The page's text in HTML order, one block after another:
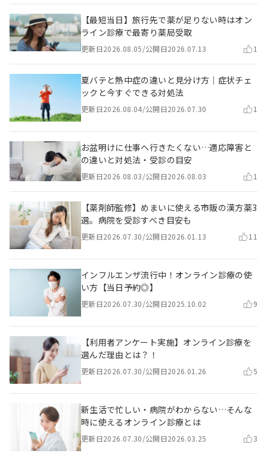
【最短当日】旅行先で薬が足りない時はオン
ライン診療で最寄り薬局受取
更新日2026.08.05/公開日2026.07.13 1
夏バテと熱中症の違いと見分け方｜症状チェ
ックと今すぐできる対処法
更新日2026.08.04/公開日2026.07.30 1
お盆明けに仕事へ行きたくない…適応障害と
の違いと対処法・受診の目安
更新日2026.08.03/公開日2026.08.03 1
【薬剤師監修】めまいに使える市販の漢方薬3
選。病院を受診すべき目安も
更新日2026.07.30/公開日2026.01.13 11
インフルエンザ流行中！オンライン診療の使
い方【当日予約◎】
更新日2026.07.30/公開日2025.10.02 9
【利用者アンケート実施】オンライン診療を
選んだ理由とは？！
更新日2026.07.30/公開日2026.01.26 5
新生活で忙しい・病院がわからない…そんな
時に使えるオンライン診療とは
更新日2026.07.30/公開日2026.03.25 3